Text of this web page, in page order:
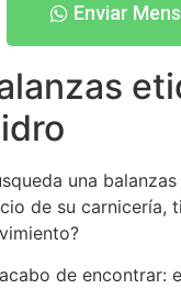
Enviar
una
de su carnicería,
de encontrar: